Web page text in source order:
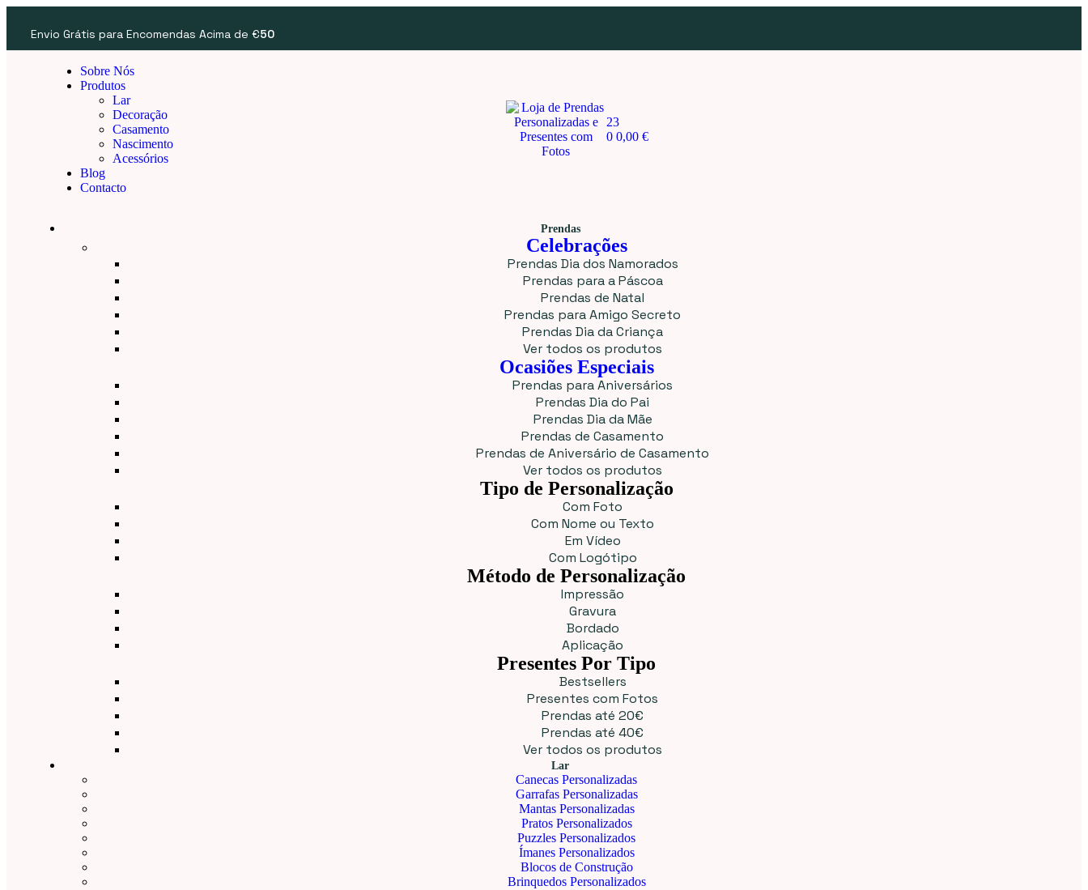
Envio Grátis para Encomendas Acima de €50
Sobre Nós
Produtos
Lar
Decoração
Casamento
Nascimento
Acessórios
Blog
Contacto
23
0 0,00 €
Prendas
Celebrações
Prendas Dia dos Namorados
Prendas para a Páscoa
Prendas de Natal
Prendas para Amigo Secreto
Prendas Dia da Criança
Ver todos os produtos
Ocasiões Especiais
Prendas para Aniversários
Prendas Dia do Pai
Prendas Dia da Mãe
Prendas de Casamento
Prendas de Aniversário de Casamento
Ver todos os produtos
Tipo de Personalização
Com Foto
Com Nome ou Texto
Em Vídeo
Com Logótipo
Método de Personalização
Impressão
Gravura
Bordado
Aplicação
Presentes Por Tipo
Bestsellers
Presentes com Fotos
Prendas até 20€
Prendas até 40€
Ver todos os produtos
Lar
Canecas Personalizadas
Garrafas Personalizadas
Mantas Personalizadas
Pratos Personalizados
Puzzles Personalizados
Ímanes Personalizados
Blocos de Construção
Brinquedos Personalizados